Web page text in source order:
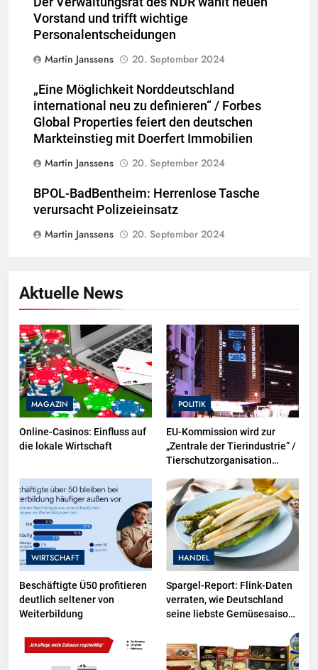
Vorstand und trifft wichtige
Personalentscheidungen
Martin Janssens
20. September 2024
„Eine Möglichkeit Norddeutschland
international neu zu definieren“ / Forbes
Global Properties feiert den deutschen
Markteinstieg mit Doerfert Immobilien
Martin Janssens
20. September 2024
BPOL-BadBentheim: Herrenlose Tasche
verursacht Polizeieinsatz
Martin Janssens
20. September 2024
Aktuelle News
MAGAZIN
Online-Casinos: Einfluss auf
die lokale Wirtschaft
POLITIK
EU-Kommission wird zur
„Zentrale der Tierindustrie“ /
Tierschutzorganisation
Projektion in Brüssel die
Nähe der EU-Kommission zur
Tierindustrie an
WIRTSCHAFT
Beschäftigte Ü50 profitieren
deutlich seltener von
Weiterbildung
HANDEL
Spargel-Report: Flink-Daten
verraten, wie Deutschland
seine liebste Gemüsesaison